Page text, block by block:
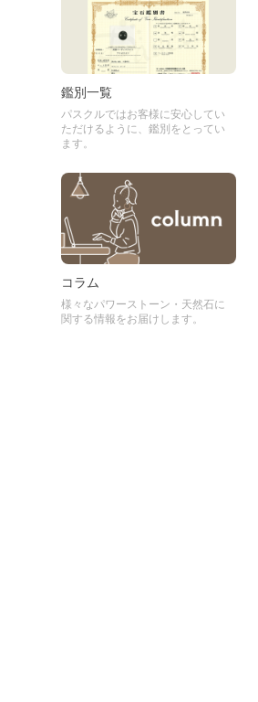
鑑別一覧
パスクルではお客様に安心してい
ただけるように、鑑別をとってい
ます。
コラム
様々なパワーストーン・天然石に
関する情報をお届けします。